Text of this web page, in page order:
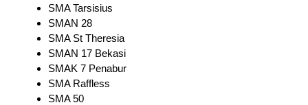
SMA Tarsisius
SMAN 28
SMA St Theresia
SMAN 17 Bekasi
SMAK 7 Penabur
SMA Raffless
SMA 50